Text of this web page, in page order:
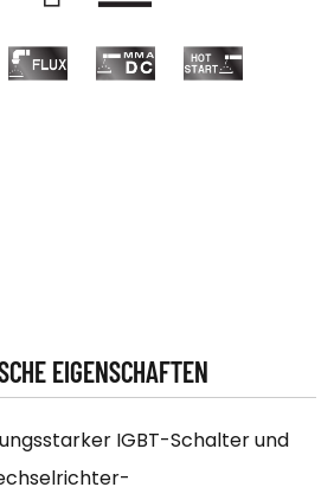
EIGENSCHAFTEN
IGBT-Schalter und